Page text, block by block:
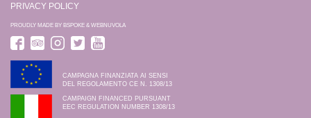
PRIVACY POLICY
PROUDLY MADE BY BSPOKE & WEBNUVOLA
CAMPAGNA FINANZIATA AI SENSI
DEL REGOLAMENTO CE N. 1308/13
CAMPAIGN FINANCED PURSUANT
EEC REGULATION NUMBER 1308/13